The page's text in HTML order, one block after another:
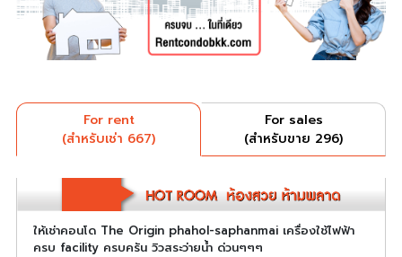
For rent
(สำหรับเช่า 667)
For sales
(สำหรับขาย 296)
ให้เช่าคอนโด The Origin phahol-saphanmai เครื่องใช้ไฟฟ้า
ครบ facility ครบครัน วิวสระว่ายน้ำ ด่วนๆๆๆ